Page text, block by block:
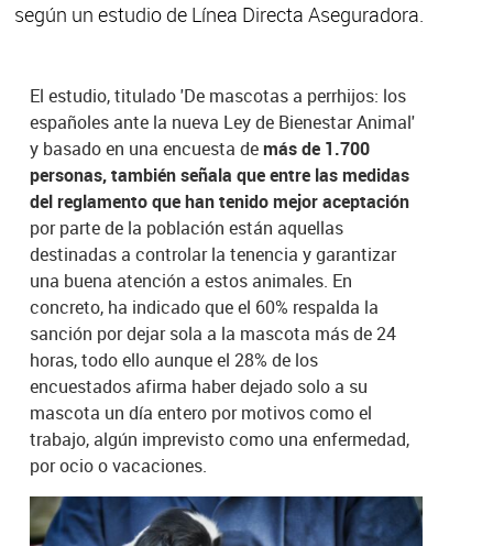
según un estudio de Línea Directa Aseguradora.
El estudio, titulado 'De mascotas a perrhijos: los
españoles ante la nueva Ley de Bienestar Animal'
y basado en una encuesta demás de 1.700
personas, también señala que entre las medidas
del reglamento que han tenido mejor aceptación
por parte de la población están aquellas
destinadas a controlar la tenencia y garantizar
una buena atención a estos animales. En
concreto, ha indicado que el 60% respalda la
sanción por dejar sola a la mascota más de 24
horas, todo ello aunque el 28% de los
encuestados afirma haber dejado solo a su
mascota un día entero por motivos como el
trabajo, algún imprevisto como una enfermedad,
por ocio o vacaciones.